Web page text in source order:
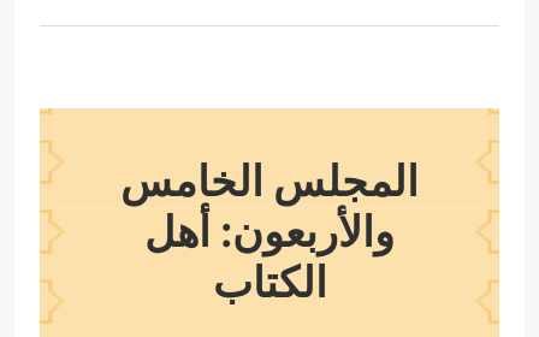
المجلس الخامس
والأربعون: أهل
الكتاب